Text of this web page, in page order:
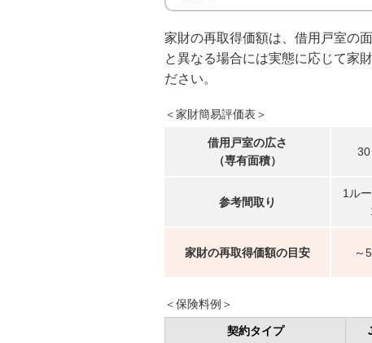
家財の再取得価額は、借用戸室の
と異なる場合には実態に応じて家
ださい。
＜家財簡易評価表＞
借用戸室の広さ
（専有面積）
30
参考間取り
1ル
家財の再取得価額の目安 ～
＜保険料例＞
契約タイプ